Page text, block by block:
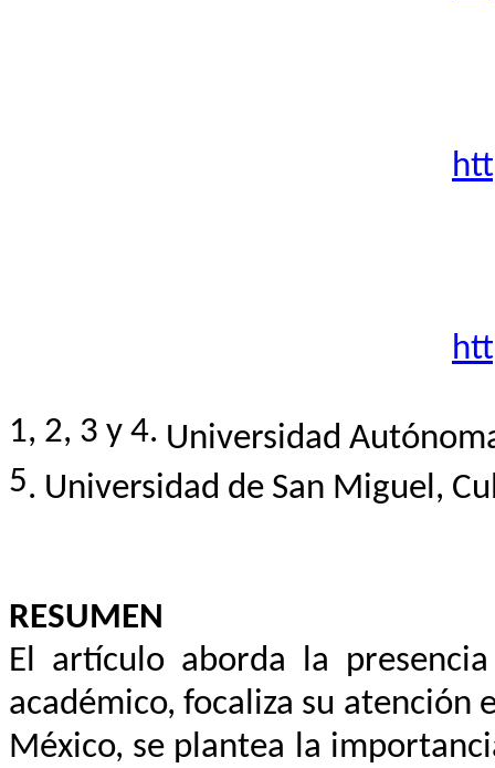
1, 2, 3 y 4. Universidad
5. Universidad de San Miguel,
RESUMEN
El artículo aborda la
académico, focaliza su atención
México, se plantea la